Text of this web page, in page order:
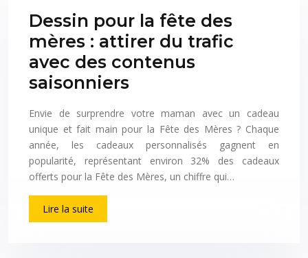
Dessin pour la fête des
mères : attirer du trafic
avec des contenus
saisonniers
Envie de surprendre votre maman avec un cadeau
unique et fait main pour la Fête des Mères ? Chaque
année, les cadeaux personnalisés gagnent en
popularité, représentant environ 32% des cadeaux
offerts pour la Fête des Mères, un chiffre qui…
Lire la suite